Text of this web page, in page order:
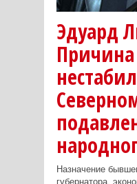
Эдуард
Причина
Назначение
губернатора,